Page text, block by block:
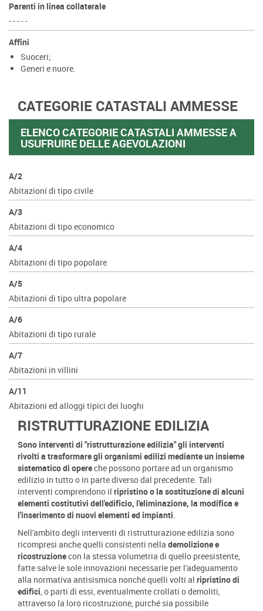
Parenti in linea collaterale
- - - - -
Affini
Suoceri;
Generi e nuore.
CATEGORIE CATASTALI AMMESSE
ELENCO CATEGORIE CATASTALI AMMESSE A
USUFRUIRE DELLE AGEVOLAZIONI
A/2
Abitazioni di tipo civile
A/3
Abitazioni di tipo economico
A/4
Abitazioni di tipo popolare
A/5
Abitazioni di tipo ultra popolare
A/6
Abitazioni di tipo rurale
A/7
Abitazioni in villini
A/11
Abitazioni ed alloggi tipici dei luoghi
RISTRUTTURAZIONE EDILIZIA
Sono interventi di "ristrutturazione edilizia" gli interventi
rivolti a trasformare gli organismi edilizi mediante un insieme
sistematico di opereche possono portare ad un organismo
edilizio in tutto o in parte diverso dal precedente. Tali
interventi comprendono il ripristino o la sostituzione di alcuni
elementi costitutivi dell'edificio, l'eliminazione, la modifica e
l'inserimento di nuovi elementi ed impianti.
Nell'ambito degli interventi di ristrutturazione edilizia sono
ricompresi anche quelli consistenti nella demolizione e
ricostruzionecon la stessa volumetria di quello preesistente,
fatte salve le sole innovazioni necessarie per l'adeguamento
alla normativa antisismica nonché quelli volti al ripristino di
edifici, o parti di essi, eventualmente crollati o demoliti,
attraverso la loro ricostruzione, purché sia possibile